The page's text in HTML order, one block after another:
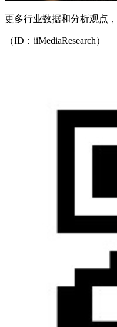
更多行业数据和分析观点
（ID：iiMediaResearch）